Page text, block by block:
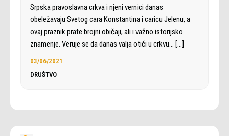
Srpska pravoslavna crkva i njeni vernici danas
obeležavaju Svetog cara Konstantina i caricu Jelenu, a
ovaj praznik prate brojni običaji, ali i važno istorijsko
znamenje. Veruje se da danas valja otići u crkvu… […]
03/06/2021
DRUŠTVO